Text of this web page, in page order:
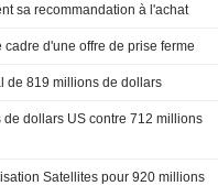
maintient sa recommandation à l'achat
d'une offre de prise ferme
de 819 millions de dollars
de dollars US contre 712 millions
Satellites pour 920 millions